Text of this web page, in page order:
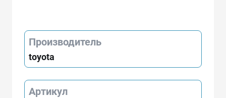
Производитель
toyota
Артикул